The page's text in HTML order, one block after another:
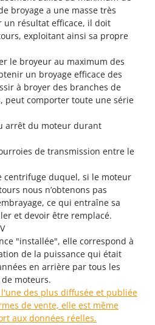
broyage a une masse très
résultat efficace, il doit
exploitant ainsi sa propre
le broyeur au maximum des
un broyage efficace des
à broyer des branches de
peut comporter toute une série
arrêt du moteur durant
de transmission entre le
centrifuge duquel, si le moteur
nous n’obtenons pas
ce qui entraîne sa
et devoir être remplacé.
"installée", elle correspond à
de la puissance qui était
en arrière par tous les
moteurs.
des plus diffusée et publiée
de vente, elle est même
aux données réelles.